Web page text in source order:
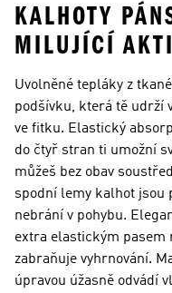
KALHOTY
MILUJÍCÍ
Uvolněné tepláky z
podšívku, která tě udrží
ve fitku. Elastický
do čtyř stran ti umožní
můžeš bez obav
spodní lemy kalhot jsou
nebrání v pohybu.
extra elastickým pasem
zabraňuje vyhrnování.
úpravou úžasně odvádí